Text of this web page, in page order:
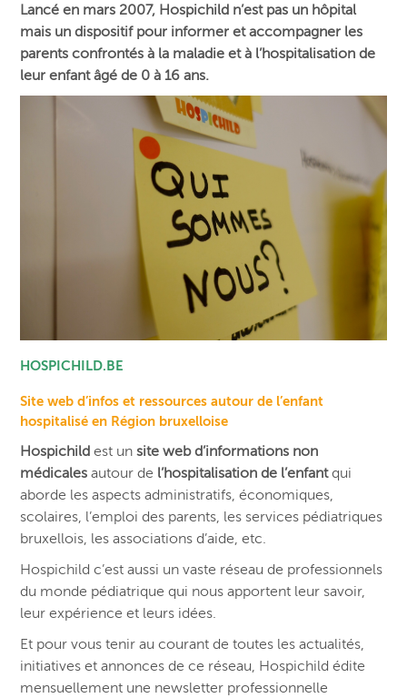
Lancé en mars 2007, Hospichild n’est pas un hôpital
mais un dispositif pour informer et accompagner les
parents confrontés à la maladie et à l’hospitalisation de
leur enfant âgé de 0 à 16 ans.
HOSPICHILD.BE
Site web d’infos et ressources autour de l’enfant
hospitalisé en Région bruxelloise
Hospichild est un site web d’informations non
médicales autour de l’hospitalisation de l’enfant qui
aborde les aspects administratifs, économiques,
scolaires, l’emploi des parents, les services pédiatriques
bruxellois, les associations d’aide, etc.
Hospichild c’est aussi un vaste réseau de professionnels
du monde pédiatrique qui nous apportent leur savoir,
leur expérience et leurs idées.
Et pour vous tenir au courant de toutes les actualités,
initiatives et annonces de ce réseau, Hospichild édite
mensuellement une newsletter professionnelle